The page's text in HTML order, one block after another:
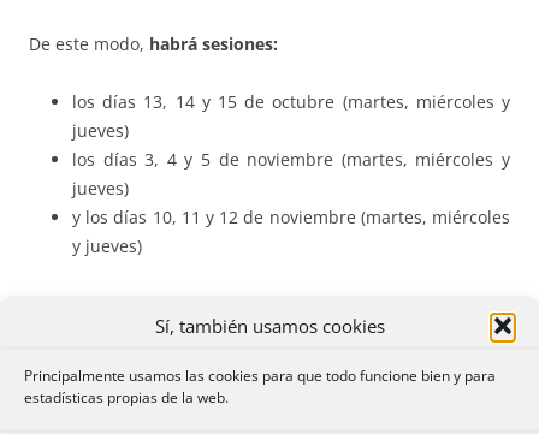
Sí, también usamos cookies
Principalmente usamos las cookies para que todo funcione bien y para
estadísticas propias de la web.
De este modo, habrá sesiones:
los días 13, 14 y 15 de octubre (martes, miércoles y
jueves)
los días 3, 4 y 5 de noviembre (martes, miércoles y
jueves)
y los días 10, 11 y 12 de noviembre (martes, miércoles
y jueves)
mañana